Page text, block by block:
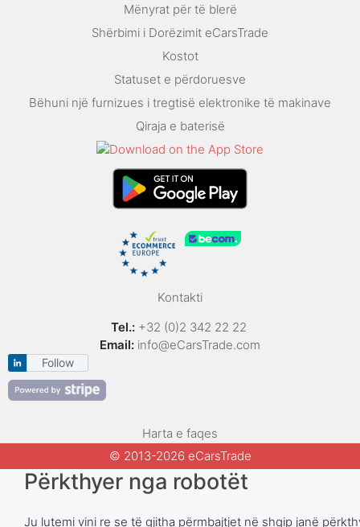
Mënyrat për të blerë
Shërbimi i Dorëzimit eCarsTrade
Kostot
Statuset e përdoruesve
Bëhuni një furnizues i tregtisë elektronike të makinave
Qiraja e baterisë
Kontakti
Tel.: +32 (0)2 342 22 22
Email: info@eCarsTrade.com
Follow
Harta e faqes
© 2013-2026 eCarsTrade
Përkthyer nga robotët
Ju lutemi vini re se të gjitha përmbajtjet në shqip janë